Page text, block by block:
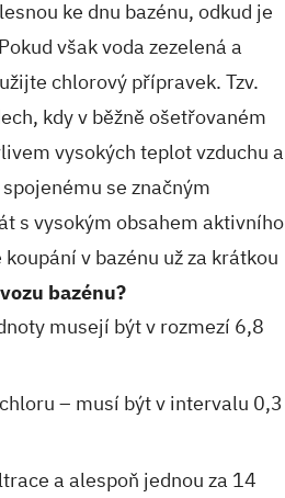
ke dnu bazénu, odkud je
Pokud však voda zezelená a
chlorový přípravek. Tzv.
kdy v běžně ošetřovaném
vysokých teplot vzduchu a
se značným
s vysokým obsahem aktivního
v bazénu už za krátkou
bazénu?
musejí být v rozmezí 6,8
– musí být v intervalu 0,3
a alespoň jednou za 14